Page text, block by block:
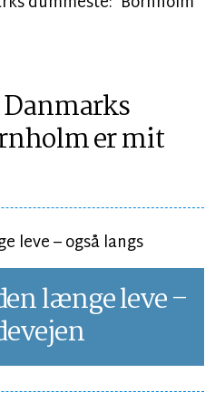
er mit
længe leve –